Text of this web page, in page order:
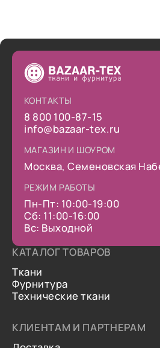
КОНТАКТЫ
8 800 100-87-15
info@bazaar-tex.ru
МАГАЗИН И ШОУРОМ
Москва, Семеновская
РЕЖИМ РАБОТЫ
Пн-Пт: 10:00-19:00
Сб: 11:00-16:00
Вс: Выходной
КАТАЛОГ ТОВАРОВ
Ткани
Фурнитура
Технические ткани
КЛИЕНТАМ И ПАРТНЕРАМ